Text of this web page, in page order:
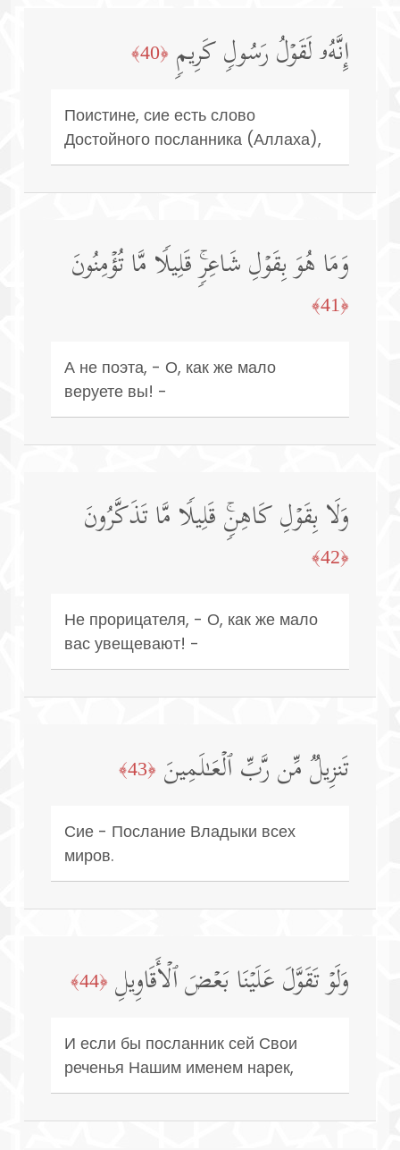
إِنَّهُۥ لَقَوۡلُ رَسُولࣲ كَرِیمࣲ ﴿40﴾
Поистине, сие есть слово
Достойного посланника (Аллаха),
وَمَا هُوَ بِقَوۡلِ شَاعِرࣲۚ قَلِیلࣰا مَّا تُؤۡمِنُونَ
﴿41﴾
А не поэта, - О, как же мало
веруете вы! -
وَلَا بِقَوۡلِ كَاهِنࣲۚ قَلِیلࣰا مَّا تَذَكَّرُونَ
﴿42﴾
Не прорицателя, - О, как же мало
вас увещевают! -
تَنزِیلࣱ مِّن رَّبِّ ٱلۡعَـٰلَمِینَ ﴿43﴾
Сие - Послание Владыки всех
миров.
وَلَوۡ تَقَوَّلَ عَلَیۡنَا بَعۡضَ ٱلۡأَقَاوِیلِ ﴿44﴾
И если бы посланник сей Свои
реченья Нашим именем нарек,